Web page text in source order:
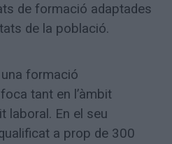
de formació adaptades
de la població.
formació
tant en l’àmbit
laboral. En el seu
a prop de 300